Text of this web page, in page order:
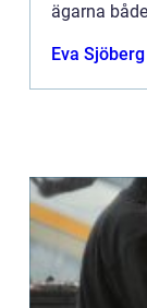
ägarna
Eva Sjöberg